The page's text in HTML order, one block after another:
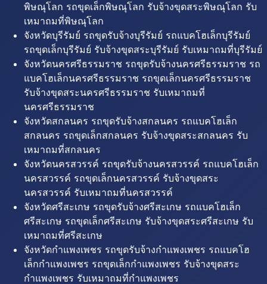
พิษณุโลก รถขุดเล็กพิษณุโลก รับจ้างขุดสระพิษณุโลก รับ
เหมาถมที่พิษณุโลก
จังหวัดบุรีรัมย์ รถขุดรับจ้างบุรีรัมย์ รถแบคโฮเล็กบุรีรัมย์
รถขุดเล็กบุรีรัมย์ รับจ้างขุดสระบุรีรัมย์ รับเหมาถมที่บุรีรัมย์
จังหวัดนครศรีธรรมราช รถขุดรับจ้างนครศรีธรรมราช รถ
แบคโฮเล็กนครศรีธรรมราช รถขุดเล็กนครศรีธรรมราช
รับจ้างขุดสระนครศรีธรรมราช รับเหมาถมที่
นครศรีธรรมราช
จังหวัดสกลนคร รถขุดรับจ้างสกลนคร รถแบคโฮเล็ก
สกลนคร รถขุดเล็กสกลนคร รับจ้างขุดสระสกลนคร รับ
เหมาถมที่สกลนคร
จังหวัดนครสวรรค์ รถขุดรับจ้างนครสวรรค์ รถแบคโฮเล็ก
นครสวรรค์ รถขุดเล็กนครสวรรค์ รับจ้างขุดสระ
นครสวรรค์ รับเหมาถมที่นครสวรรค์
จังหวัดศรีสะเกษ รถขุดรับจ้างศรีสะเกษ รถแบคโฮเล็ก
ศรีสะเกษ รถขุดเล็กศรีสะเกษ รับจ้างขุดสระศรีสะเกษ รับ
เหมาถมที่ศรีสะเกษ
จังหวัดกำแพงเพชร รถขุดรับจ้างกำแพงเพชร รถแบคโฮ
เล็กกำแพงเพชร รถขุดเล็กกำแพงเพชร รับจ้างขุดสระ
กำแพงเพชร รับเหมาถมที่กำแพงเพชร